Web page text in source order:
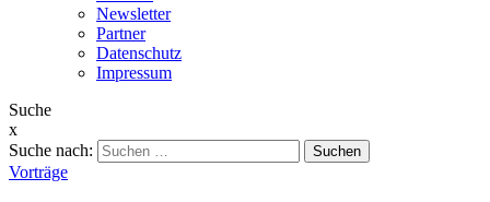
Newsletter
Partner
Datenschutz
Impressum
Suche
x
Suche nach:
Vorträge